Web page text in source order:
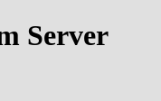
Server